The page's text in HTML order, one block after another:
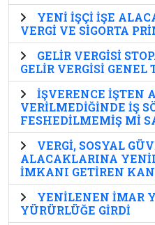
YENİ İŞÇİ İŞE
VERGİ VE SİGORTA
GELİR VERGİSİ
GELİR VERGİSİ GENEL
İŞVERENCE İŞTEN
VERİLMEDİĞİNDE İŞ
FESHEDİLMEMİŞ Mİ
VERGİ, SOSYAL
ALACAKLARINA
İMKANI GETİREN
YENİLENEN İMAR
YÜRÜRLÜĞE GİRDİ